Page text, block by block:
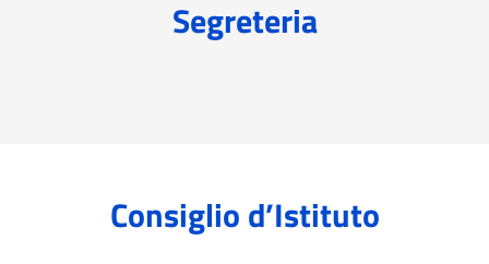
Segreteria
Consiglio d’Istituto